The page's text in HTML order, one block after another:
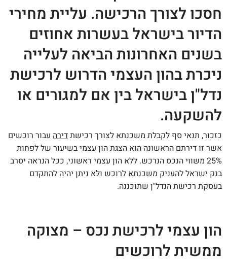
חסכו לצורך הרכישה. עליית מחירי
הדיור בישראל בעשרות אחוזים
בשנים האחרונות הביאה לעלייה
ניכרת בהון העצמי הדרוש לרכישת
נדל"ן בישראל בין אם למגורים או
להשקעה.
כזכור, תנאי סף לקבלת משכנתא לצורך רכישתדירה עבור רוכשים
אשר זו דירתם הראשונה הוא הצגת הון עצמי בשיעור של לפחות
25% משווי הנכס הנרכש. ללא הון עצמי ראשוני, ככל הנראה יסרב
בנק ישראל להעניק משכנתא לרוכש ולא ניתן יהיה להתקדם
בעסקת רכישת הנדל"ן שתוכננה.
הון עצמי לרכישת נכס – מצוקה
ממשית לרוכשים